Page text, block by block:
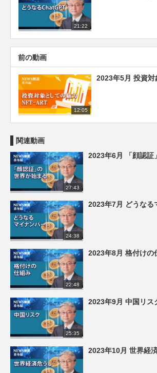
21:22
前の動画
12:05
2023年5月 投資対
関連動画
27:43
2023年6月 「顔認証
24:38
2023年7月 どうなる
22:48
2023年8月 格付けの
25:35
2023年9月 中国リス
2023年10月 世界経